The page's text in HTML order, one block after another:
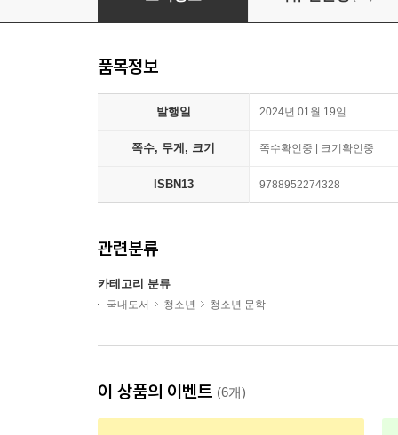
품목정보
발행일 2024년 01월 19일
쪽수, 무게, 크기 쪽수확인중 | 크기확인중
ISBN13 9788952274328
관련분류
카테고리 분류
국내도서 청소년 청소년 문학
이 상품의 이벤트 (6개)